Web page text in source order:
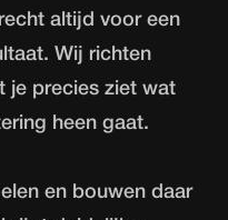
altijd voor een
Wij richten
je precies ziet wat
heen gaat.
en bouwen daar